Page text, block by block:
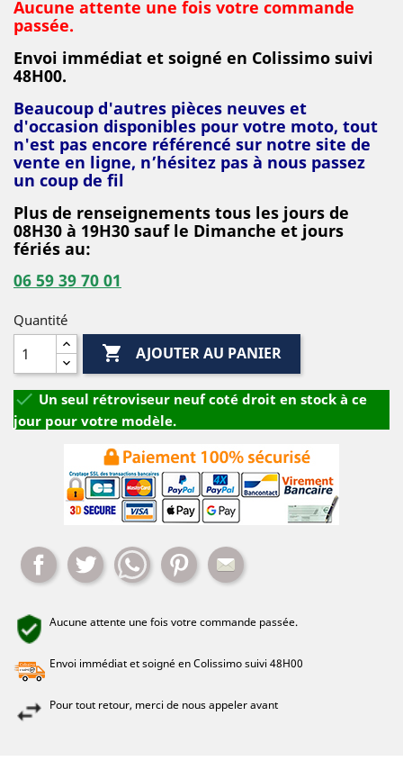
Aucune attente une fois votre commande
passée.
Envoi immédiat et soigné en Colissimo suivi
48H00.
Beaucoup d'autres pièces neuves et
d'occasion disponibles pour votre moto, tout
n'est pas encore référencé sur notre site de
vente en ligne, n’hésitez pas à nous passez
un coup de fil
Plus de renseignements tous les jours de
08H30 à 19H30 sauf le Dimanche et jours
fériés au:
06 59 39 70 01
Quantité
 AJOUTER AU PANIER
 Un seul rétroviseur neuf coté droit en stock à ce
jour pour votre modèle.
Partager Tweet WhatsappPinterest
Aucune attente une fois votre commande passée.
Envoi immédiat et soigné en Colissimo suivi 48H00
Pour tout retour, merci de nous appeler avant